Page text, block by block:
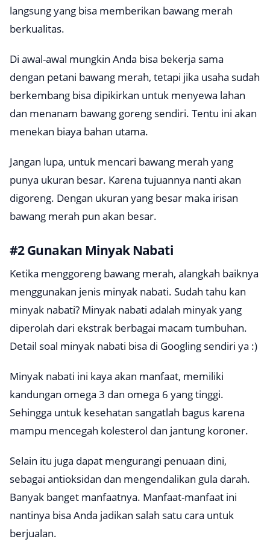
langsung yang bisa memberikan bawang merah
berkualitas.
Di awal-awal mungkin Anda bisa bekerja sama
dengan petani bawang merah, tetapi jika usaha sudah
berkembang bisa dipikirkan untuk menyewa lahan
dan menanam bawang goreng sendiri. Tentu ini akan
menekan biaya bahan utama.
Jangan lupa, untuk mencari bawang merah yang
punya ukuran besar. Karena tujuannya nanti akan
digoreng. Dengan ukuran yang besar maka irisan
bawang merah pun akan besar.
#2 Gunakan Minyak Nabati
Ketika menggoreng bawang merah, alangkah baiknya
menggunakan jenis minyak nabati. Sudah tahu kan
minyak nabati? Minyak nabati adalah minyak yang
diperolah dari ekstrak berbagai macam tumbuhan.
Detail soal minyak nabati bisa di Googling sendiri ya :)
Minyak nabati ini kaya akan manfaat, memiliki
kandungan omega 3 dan omega 6 yang tinggi.
Sehingga untuk kesehatan sangatlah bagus karena
mampu mencegah kolesterol dan jantung koroner.
Selain itu juga dapat mengurangi penuaan dini,
sebagai antioksidan dan mengendalikan gula darah.
Banyak banget manfaatnya. Manfaat-manfaat ini
nantinya bisa Anda jadikan salah satu cara untuk
berjualan.